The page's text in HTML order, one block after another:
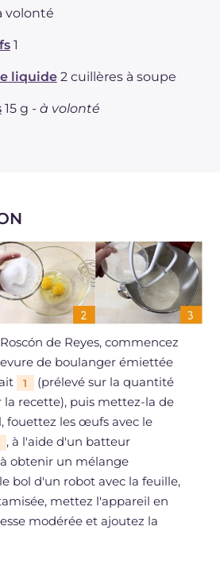
volonté
1
liquide 2 cuillères à soupe
15 g - à volonté
de Reyes, commencez
de boulanger émiettée
1
(prélevé sur la quantité
recette), puis mettez-la de
fouettez les œufs avec le
, à l'aide d'un batteur
obtenir un mélange
bol d'un robot avec la feuille,
mettez l'appareil en
modérée et ajoutez la